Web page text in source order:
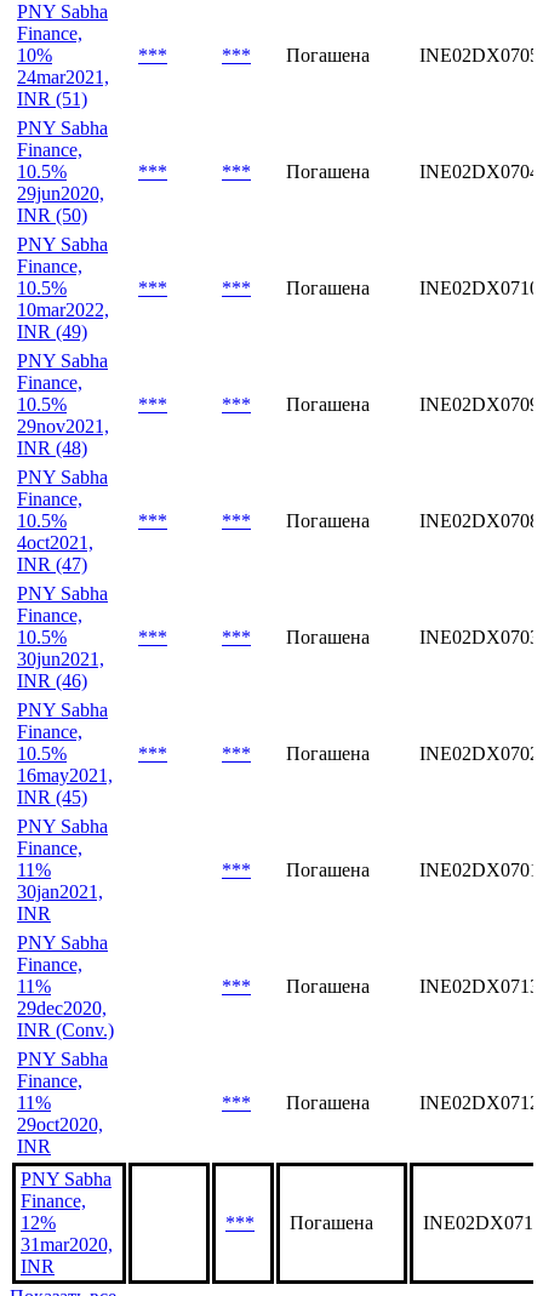
PNY Sabha
Finance,
10%
24mar2021,
INR (51)
*** *** Погашена
PNY Sabha
Finance,
10.5%
29jun2020,
INR (50)
*** *** Погашена
PNY Sabha
Finance,
10.5%
10mar2022,
INR (49)
*** *** Погашена
PNY Sabha
Finance,
10.5%
29nov2021,
INR (48)
*** *** Погашена
PNY Sabha
Finance,
10.5%
4oct2021,
INR (47)
*** *** Погашена
PNY Sabha
Finance,
10.5%
30jun2021,
INR (46)
*** *** Погашена
PNY Sabha
Finance,
10.5%
16may2021,
INR (45)
*** *** Погашена
PNY Sabha
Finance,
11%
30jan2021,
INR
*** Погашена
PNY Sabha
Finance,
11%
29dec2020,
INR (Conv.)
*** Погашена
PNY Sabha
Finance,
11%
29oct2020,
INR
*** Погашена
PNY Sabha
Finance,
12%
31mar2020,
INR
*** Погашена